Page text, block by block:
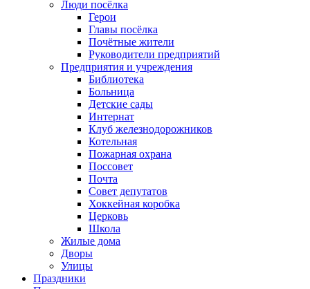
Люди посёлка
Герои
Главы посёлка
Почётные жители
Руководители предприятий
Предприятия и учреждения
Библиотека
Больница
Детские сады
Интернат
Клуб железнодорожников
Котельная
Пожарная охрана
Поссовет
Почта
Совет депутатов
Хоккейная коробка
Церковь
Школа
Жилые дома
Дворы
Улицы
Праздники